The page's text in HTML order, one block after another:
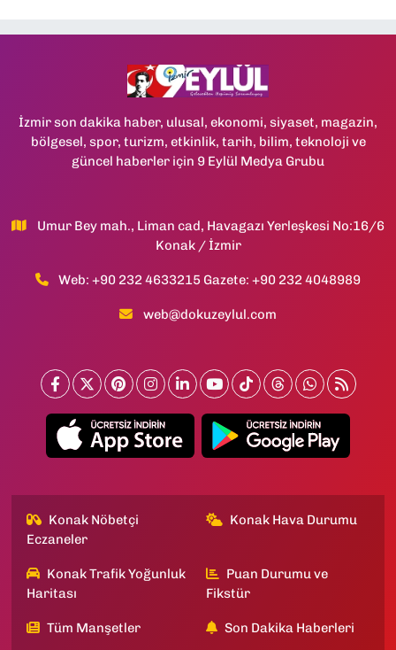
İzmir son dakika haber, ulusal, ekonomi, siyaset, magazin,
bölgesel, spor, turizm, etkinlik, tarih, bilim, teknoloji ve
güncel haberler için 9 Eylül Medya Grubu
Umur Bey mah., Liman cad, Havagazı Yerleşkesi No:16/6
Konak / İzmir
Web: +90 232 4633215 Gazete: +90 232 4048989
web@dokuzeylul.com
Konak Nöbetçi
Eczaneler
Konak Hava Durumu
Konak Trafik Yoğunluk
Haritası
Puan Durumu ve
Fikstür
Tüm Manşetler Son Dakika Haberleri